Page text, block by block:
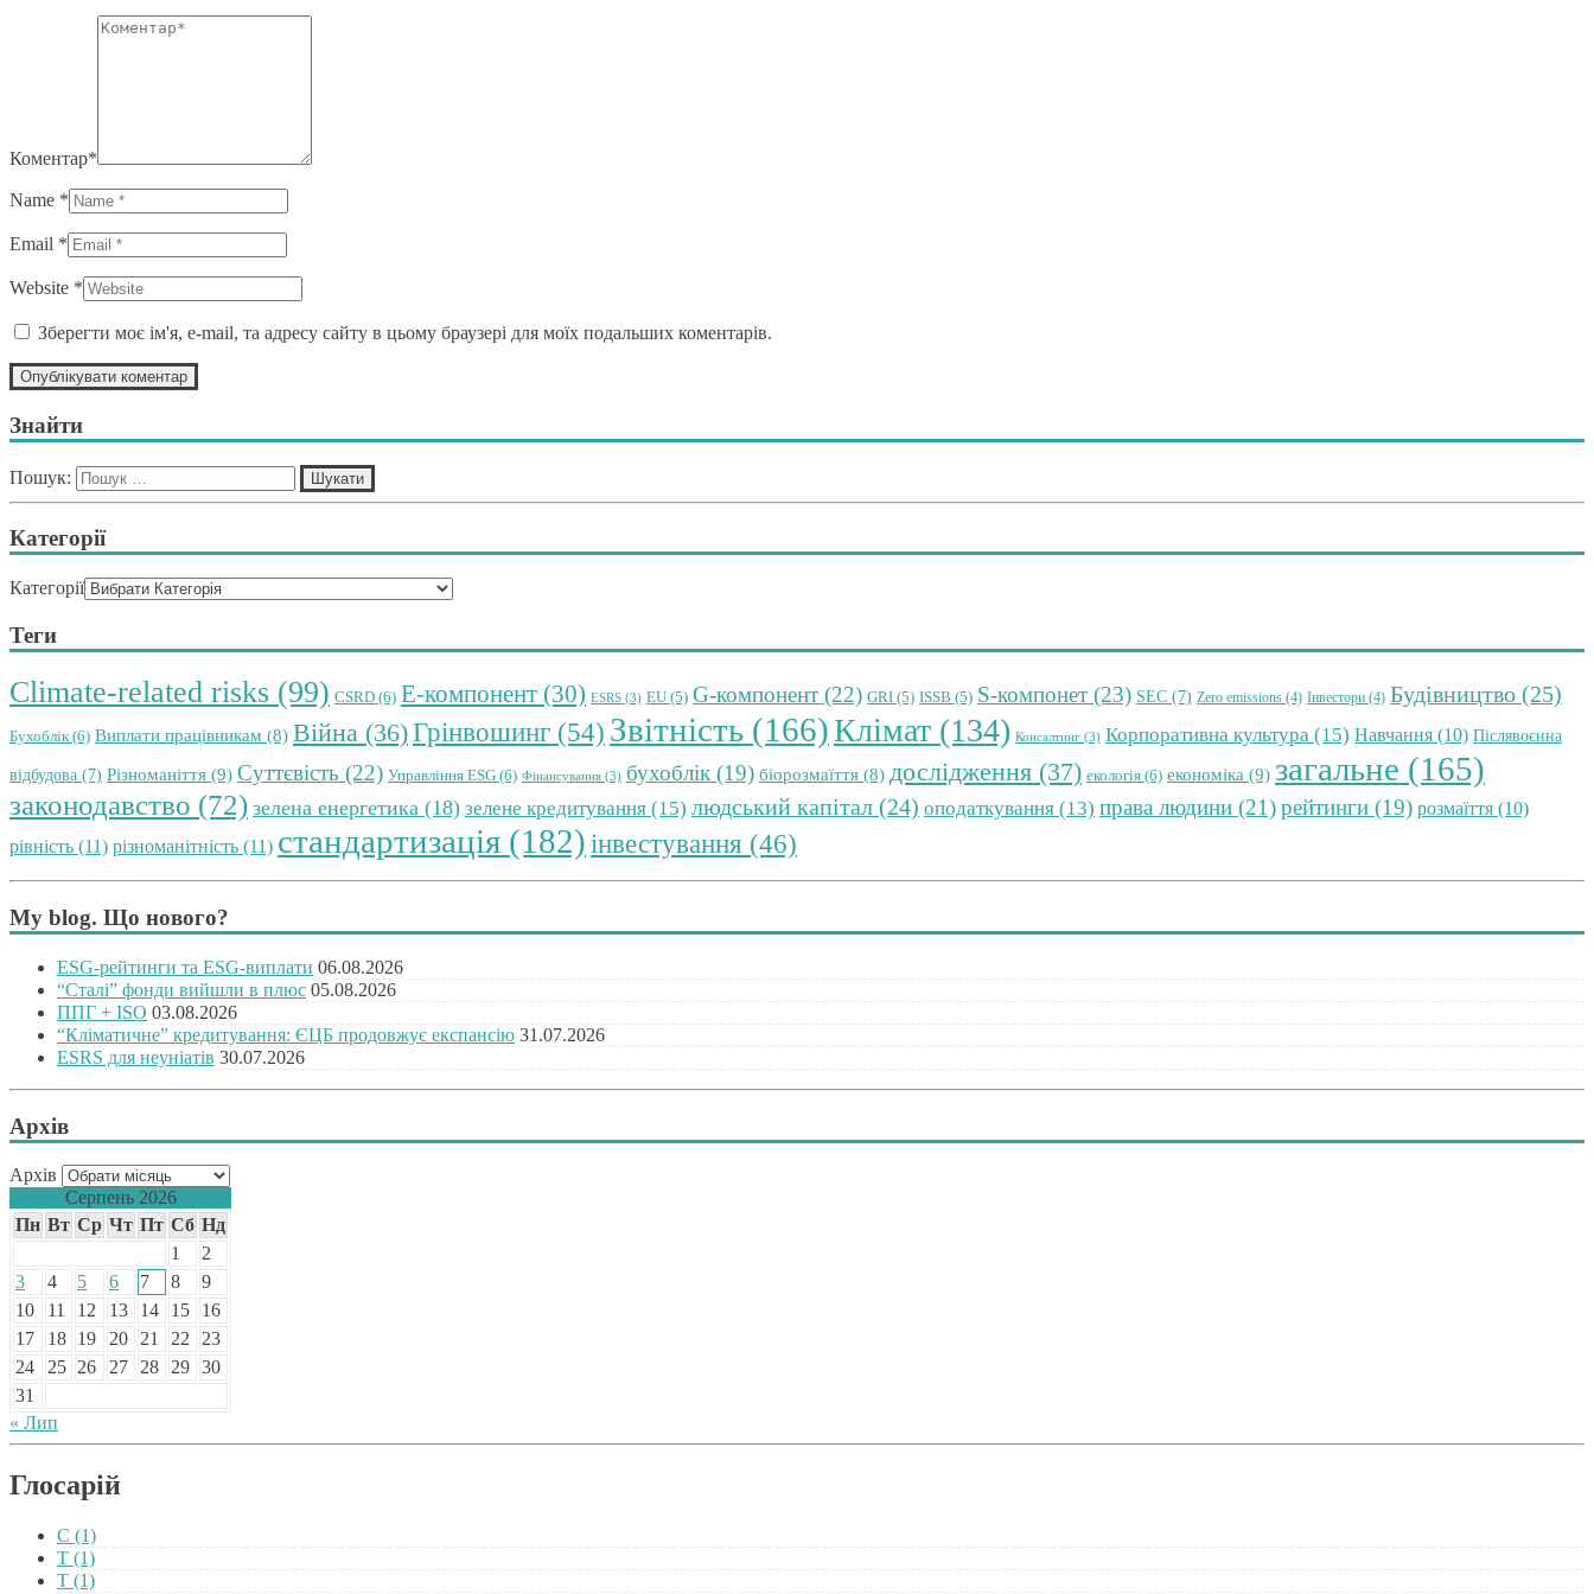
Коментар*
Name *
Email *
Website *
Зберегти моє ім'я, e-mail, та адресу сайту в цьому браузері для моїх подальших коментарів.
Знайти
Пошук:
Категорії
Категорії
Теги
Climate-related risks (99) CSRD (6) E-компонент (30) ESRS (3) EU (5) G-компонент (22) GRI (5) ISSB (5) S-компонет (23) SEC (7) Zero emissions (4) Інвестори (4) Будівництво (25)
Бухоблік(6) Виплати працівникам (8) Війна (36)Грінвошинг (54) Звітність (166)Клімат (134) Консалтинг (3) Корпоративна культура (15) Навчання (10) Післявоєнна
відбудова (7) Різноманіття (9) Суттєвість (22) Управління ESG (6) Фінансування (3) бухоблік (19) біорозмаїття (8) дослідження (37) екологія (6) економіка (9) загальне (165)
законодавство (72) зелена енергетика (18) зелене кредитування (15) людський капітал (24) оподаткування (13) права людини (21)рейтинги (19) розмаїття (10)
рівність (11) різноманітність (11) стандартизація (182) інвестування (46)
My blog. Що нового?
ESG-рейтинги та ESG-виплати 06.08.2026
“Сталі” фонди вийшли в плюс 05.08.2026
ППГ + ISO 03.08.2026
“Кліматичне” кредитування: ЄЦБ продовжує експансію 31.07.2026
ESRS для неуніатів 30.07.2026
Архів
Архів
Серпень 2026
Пн Вт Ср Чт Пт Сб Нд
1
2
3
4 5 6 7 8
9
10
11 12 13 14 15
16
17
18 19 20 21 22
23
24
25 26 27 28 29 30
31
« Лип
Глосарій
C (1)
T (1)
Т (1)